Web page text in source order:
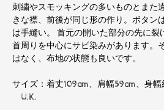
刺繍やスモッキングの多いものとまた
きな襟、前後が同じ形の作り。ボタン
は手縫い。 首元の開いた部分の先に裂
首周りを中心にサビ染みがあります。
はなく、布地の状態も良いです。
サイズ：着丈109cm、肩幅59cm、身
U.K.